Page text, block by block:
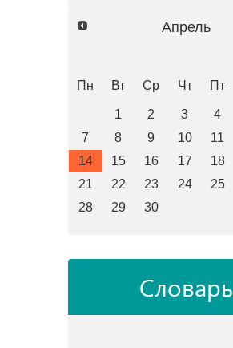
Апрель
Пн Вт Ср Чт Пт
1 2 3 4
7
8 9 10 11
14
15 16 17 18
21
22 23 24 25
28
29 30
Словарь